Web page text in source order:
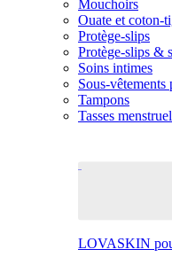
Mouchoirs
Ouate et coton-
Protège-slips
Protège-slips &
Soins intimes
Sous-vêtements
Tampons
Tasses
LOVASKIN